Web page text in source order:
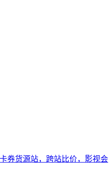
券货源站，跨站比价，影视会